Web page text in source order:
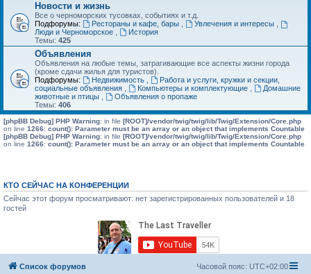
Новости и жизнь
Все о черноморских тусовках, событиях и т.д.
Подфорумы:
Рестораны и кафе, бары Увлечения и интересы
Люди и Черноморское
История
Темы: 425
Объявления
Объявления на любые темы, затрагивающие все аспекты жизни города
(кроме сдачи жилья для туристов).
Подфорумы:
Недвижимость
Работа и услуги, кружки и секции,
социальные объявления
Компьютеры и комплектующие
Домашние
животные и птицы
Объявления о пропаже
Темы: 406
[phpBB Debug] PHP Warning: in file [ROOT]/vendor/twig/twig/lib/Twig/Extension/Core.php
on line 1266: count(): Parameter must be an array or an object that implements Countable
[phpBB Debug] PHP Warning: in file [ROOT]/vendor/twig/twig/lib/Twig/Extension/Core.php
on line 1266: count(): Parameter must be an array or an object that implements Countable
КТО СЕЙЧАС НА КОНФЕРЕНЦИИ
Сейчас этот форум просматривают: нет зарегистрированных пользователей и 18
гостей
Список форумов Часовой пояс: UTC+02:00